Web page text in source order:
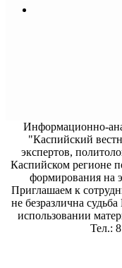
Информационно-
"Каспийский
экспертов,
Каспийском регионе
формирования на
Приглашаем к
не безразлична
использовании
Тел.: